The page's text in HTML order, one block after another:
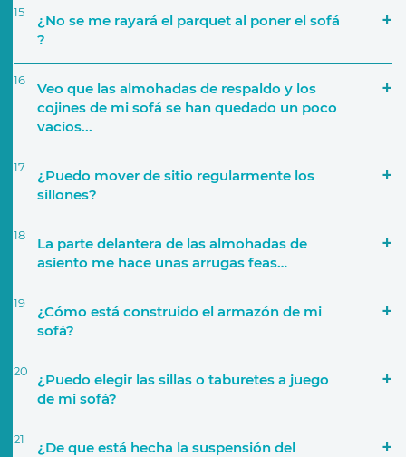
15
¿No se me rayará el parquet al poner el sofá
?
16
Veo que las almohadas de respaldo y los
cojines de mi sofá se han quedado un poco
vacíos...
17
¿Puedo mover de sitio regularmente los
sillones?
18
La parte delantera de las almohadas de
asiento me hace unas arrugas feas…
19
¿Cómo está construido el armazón de mi
sofá?
20
¿Puedo elegir las sillas o taburetes a juego
de mi sofá?
21
¿De que está hecha la suspensión del